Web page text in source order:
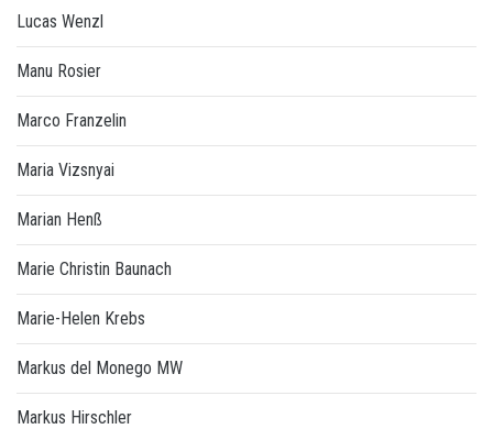
Lucas Wenzl
Manu Rosier
Marco Franzelin
Maria Vizsnyai
Marian Henß
Marie Christin Baunach
Marie-Helen Krebs
Markus del Monego MW
Markus Hirschler